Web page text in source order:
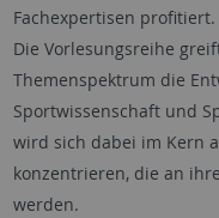
Fachexpertisen profitiert.
Die Vorlesungsreihe
Themenspektrum die
Sportwissenschaft und
wird sich dabei im Kern
konzentrieren, die an
werden.